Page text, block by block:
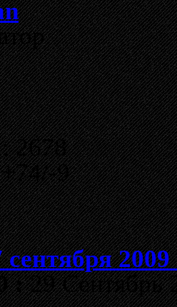
2678
9
2009
:29 Сентябрь